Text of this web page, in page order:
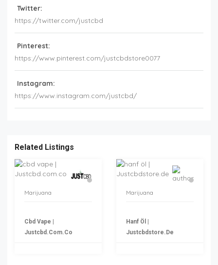
Twitter:
https://twitter.com/justcbd
Pinterest:
https://www.pinterest.com/justcbdstore0077
Instagram:
https://www.instagram.com/justcbd/
Related Listings
Marijuana
Cbd Vape |
Justcbd.com.co
Marijuana
Hanf Öl |
Justcbdstore.de